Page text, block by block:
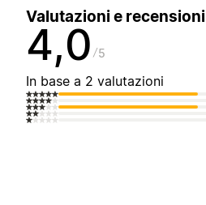
Valutazioni e recensioni
4,0 5
In base a 2 valutazioni